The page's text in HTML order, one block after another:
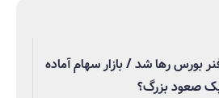
بورس رها شد / بازار سهام آماده
صعود بزرگ؟